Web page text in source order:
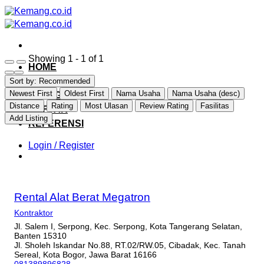
Skip
to
content
HOME
EXPLORE
CATEGORY
DAFTAR
REFERENSI
Login / Register
Showing 1 - 1 of 1
Sort by: Recommended
Newest First
Oldest First Nama Usaha
Nama Usaha (desc)
Distance
Rating Most Ulasan Review Rating
Fasilitas
Add Listing
Rental Alat Berat Megatron
Kontraktor
Jl. Salem I, Serpong, Kec. Serpong, Kota Tangerang Selatan,
Banten 15310
Jl. Sholeh Iskandar No.88, RT.02/RW.05, Cibadak, Kec. Tanah
Sereal, Kota Bogor, Jawa Barat 16166